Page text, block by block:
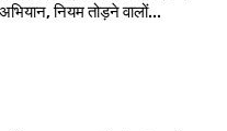
नियम तोड़ने वालों...